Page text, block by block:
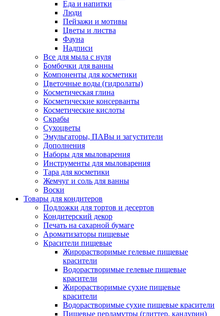
Еда и напитки
Люди
Пейзажи и мотивы
Цветы и листва
Фауна
Надписи
Все для мыла с нуля
Бомбочки для ванны
Компоненты для косметики
Цветочные воды (гидролаты)
Косметическая глина
Косметические консерванты
Косметические кислоты
Скрабы
Сухоцветы
Эмульгаторы, ПАВы и загустители
Дополнения
Наборы для мыловарения
Инструменты для мыловарения
Тара для косметики
Жемчуг и соль для ванны
Воски
Товары для кондитеров
Подложки для тортов и десертов
Кондитерский декор
Печать на сахарной бумаге
Ароматизаторы пищевые
Красители пищевые
Жирорастворимые гелевые пищевые
красители
Водорастворимые гелевые пищевые
красители
Жирорастворимые сухие пищевые
красители
Водорастворимые сухие пищевые красители
Пищевые перламутры (глиттер, кандурин)